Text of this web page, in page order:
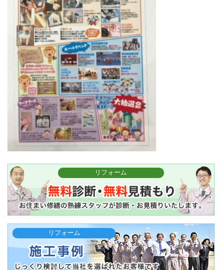
リフォーム
リフォーム